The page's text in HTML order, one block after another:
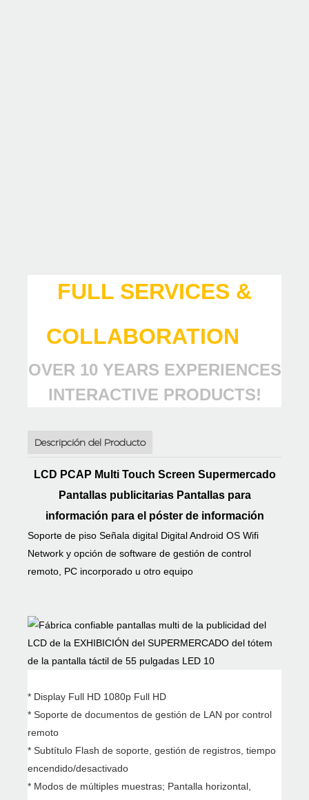
FULL SERVICES &
COLLABORATION
OVER 10 YEARS EXPERIENCES
INTERACTIVE PRODUCTS!
Descripción del Producto
LCD PCAP Multi Touch Screen Supermercado
Pantallas publicitarias Pantallas para
información para el póster de información
Soporte de piso Señala digital Digital Android OS Wifi
Network y opción de software de gestión de control
remoto, PC incorporado u otro equipo
* Display Full HD 1080p Full HD
* Soporte de documentos de gestión de LAN por control
remoto
* Subtítulo Flash de soporte, gestión de registros, tiempo
encendido/desactivado
* Modos de múltiples muestras; Pantalla horizontal,